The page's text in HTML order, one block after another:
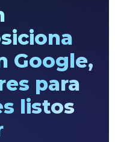
Google,
para
listos